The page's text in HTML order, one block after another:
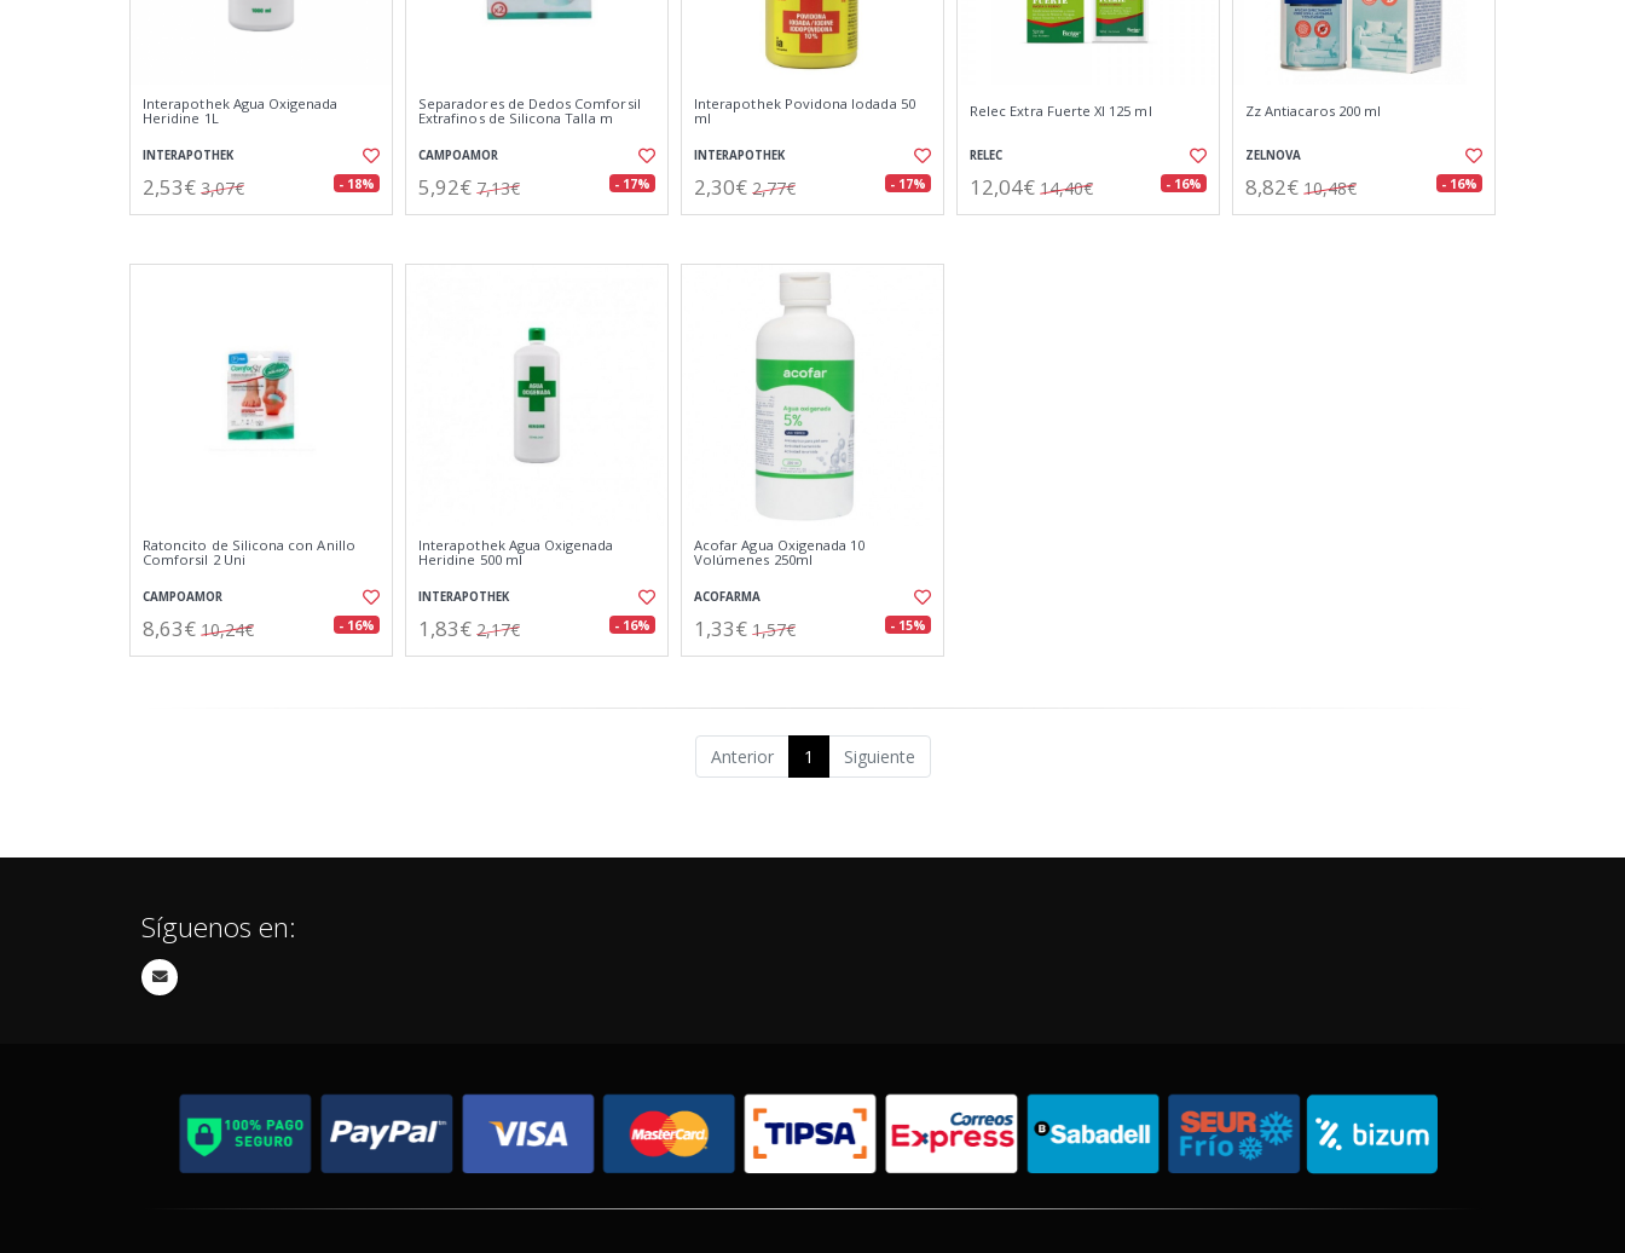
Interapothek Agua Oxigenada
Heridine 1L
INTERAPOTHEK
2,53€ 3,07€ - 18%
Separadores de Dedos Comforsil
Extrafinos de Silicona Talla m
CAMPOAMOR
5,92€ 7,13€ - 17%
Interapothek Povidona Iodada 50
ml
INTERAPOTHEK
2,30€ 2,77€ - 17%
Relec Extra Fuerte Xl 125 ml
RELEC
12,04€ 14,40€ - 16%
Zz Antiacaros 200 ml
ZELNOVA
8,82€ 10,48€ - 16%
Ratoncito de Silicona con Anillo
Comforsil 2 Uni
CAMPOAMOR
8,63€ 10,24€ - 16%
Interapothek Agua Oxigenada
Heridine 500 ml
INTERAPOTHEK
1,83€ 2,17€ - 16%
Acofar Agua Oxigenada 10
Volúmenes 250ml
ACOFARMA
1,33€ 1,57€ - 15%
Anterior 1 Siguiente
Síguenos en: